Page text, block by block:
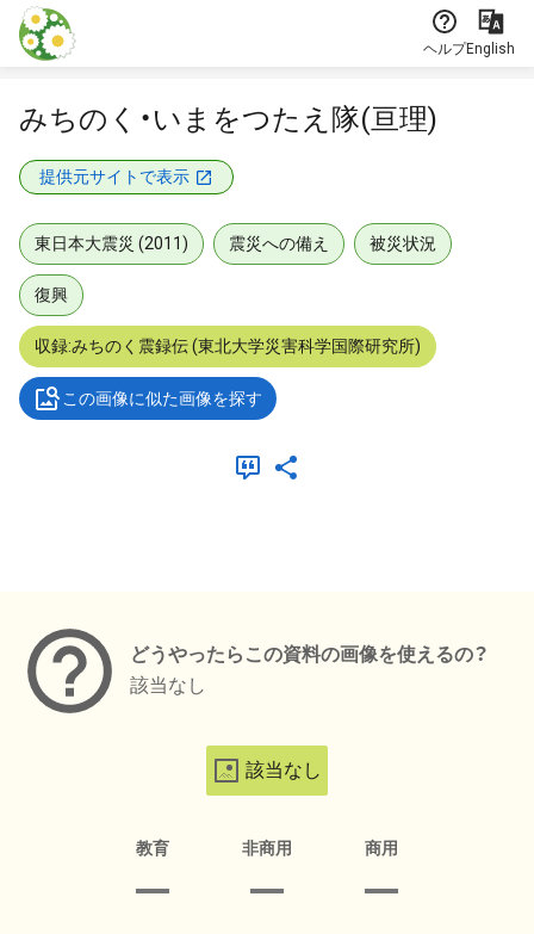
本文に飛ぶ
ヘルプEnglish
みちのく・いまをつたえ隊(亘理)
提供元サイトで表示
東日本大震災 (2011) 震災への備え 被災状況
復興
収録:みちのく震録伝 (東北大学災害科学国際研究所)
この画像に似た画像を探す
どうやったらこの資料の画像を使えるの？
該当なし
該当なし
教育 非商用 商用